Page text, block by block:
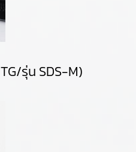
รุ่น SDS-M)